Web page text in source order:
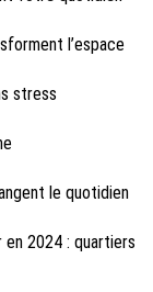
l’espace
stress
le quotidien
en 2024 : quartiers